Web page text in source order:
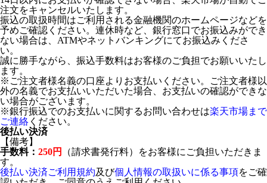
注文をキャンセルいたします。
振込の取扱時間はご利用される金融機関のホームページなどを
予めご確認ください。連休時など、銀行窓口でお振込みができ
ない場合は、ATMやネットバンキングにてお振込みくださ
い。
誠に勝手ながら、振込手数料はお客様のご負担でお願いいたし
ます。
※ご注文者様名義の口座よりお支払いください。ご注文者様以
外の名義でお支払いいただいた場合、お支払いの確認ができな
い場合がございます。
※銀行振込でのお支払いに関するお問い合わせは楽天市場まで
ご連絡 ください。
後払い決済
【備考】
手数料： 250円
（請求書発行料）をお客様にご負担いただきま
す。
後払い決済ご利用規約及び個人情報の取扱いに係る事項をご確